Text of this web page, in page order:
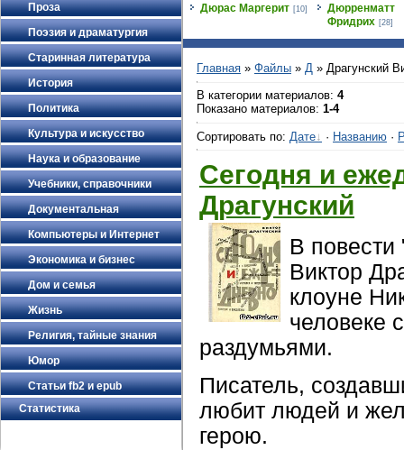
Проза
Поэзия и драматургия
Старинная литература
История
Политика
Культура и искусство
Наука и образование
Учебники, справочники
Документальная
Компьютеры и Интернет
Экономика и бизнес
Дом и семья
Жизнь
Религия, тайные знания
Юмор
Статьи fb2 и epub
Статистика
Дюрас Маргерит [10]
Дюрренматт
Фридрих [28]
Главная » Файлы » Д » Драгунский
В категории материалов: 4
Показано материалов: 1-4
Сортировать по: Дате · Названию ·
Сегодня и
Драгунский
В
Виктор
клоуне
человеке
раздумьями.
Писатель,
любит людей и
герою.